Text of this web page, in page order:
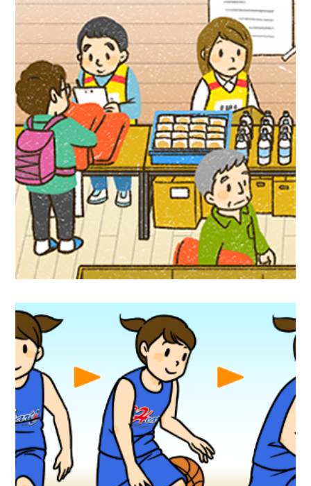
児童書イラスト『アクティブ！家庭科』偕
成社
スポーツイラスト『バスケットボールルー
ルブック』リーフラス